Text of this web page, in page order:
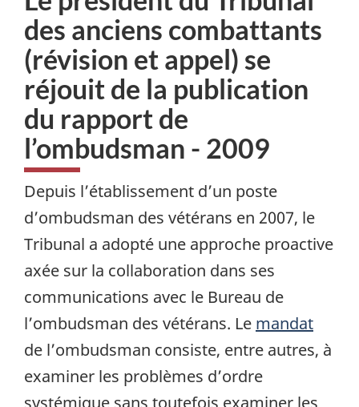
des anciens combattants
(révision et appel) se
réjouit de la publication
du rapport de
l’ombudsman - 2009
Depuis l’établissement d’un poste
d’ombudsman des vétérans en 2007, le
Tribunal a adopté une approche proactive
axée sur la collaboration dans ses
communications avec le Bureau de
l’ombudsman des vétérans. Le mandat
de l’ombudsman consiste, entre autres, à
examiner les problèmes d’ordre